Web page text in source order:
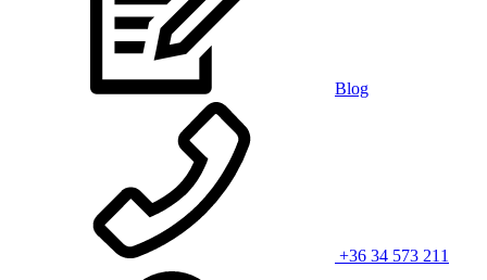
Blog
+36 34 573 211